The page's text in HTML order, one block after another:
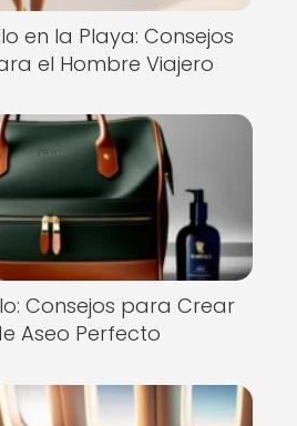
en la Playa: Consejos
el Hombre Viajero
Consejos para Crear
Aseo Perfecto